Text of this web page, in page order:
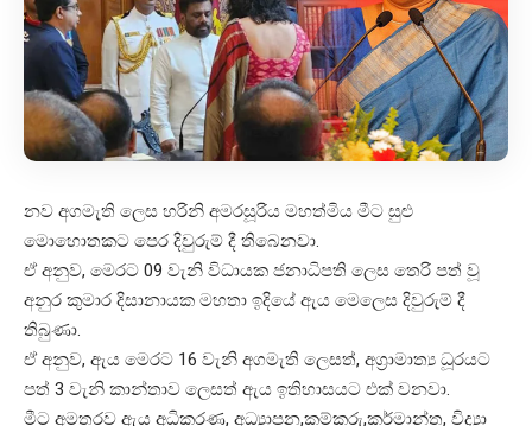
නව අගමැති ලෙස හරිනි අමරසූරිය මහත්මිය මීට සුළු
මොහොතකට පෙර දිවුරුම් දී තිබෙනවා.
ඒ අනුව, මෙරට 09 වැනි විධායක ජනාධිපති ලෙස තෙරි පත් වූ
අනුර කුමාර දිසානායක මහතා ඉදියේ ඇය මෙලෙස දිවුරුම් දී
තිබුණා.
ඒ අනුව, ඇය මෙරට 16 වැනි අගමැති ලෙසත්, අග්‍රාමාත්‍ය ධූරයට
පත් 3 වැනි කාන්තාව ලෙසත් ඇය ඉතිහාසයට එක් වනවා.
මීට අමතරව ඇය අධිකරණ, අධ්‍යාපන,කම්කරු,කර්මාන්ත, විද්‍යා